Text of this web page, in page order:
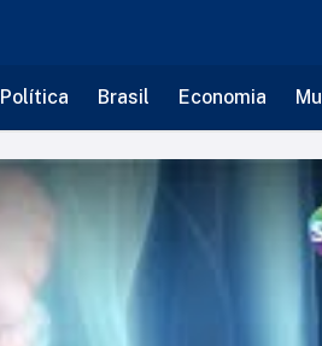
Política Brasil Economia